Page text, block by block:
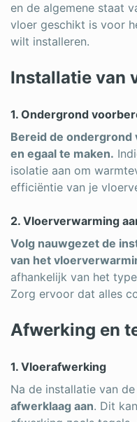
en de algemene staat
vloer geschikt is voor
wilt installeren.
Installatie van
1. Ondergrond
Bereid de ondergrond
en egaal te maken.
isolatie aan om
efficiëntie van je
2. Vloerverwarming
Volg nauwgezet de
van het
afhankelijk van het
Zorg ervoor dat alles
Afwerking en
1. Vloerafwerking
Na de installatie van
afwerklaag aan. Dit